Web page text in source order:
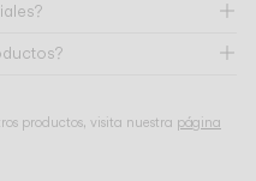
productos, visita nuestra página